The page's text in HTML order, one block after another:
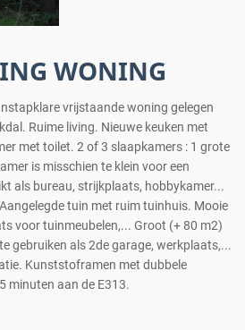
WONING
vrijstaande woning gelegen
Ruime living. Nieuwe keuken met
met toilet. 2 of 3 slaapkamers : 1 grote
is misschien te klein voor een
als bureau, strijkplaats, hobbykamer...
tuin met ruim tuinhuis. Mooie
voor tuinmeubelen,... Groot (+ 80 m2)
gebruiken als 2de garage, werkplaats,...
Kunststoframen met dubbele
minuten aan de E313.